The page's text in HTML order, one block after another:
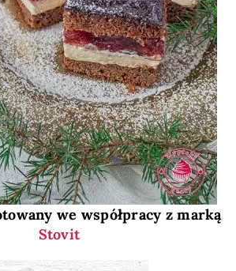
we współpracy z marką
Stovit